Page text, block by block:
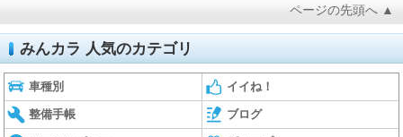
ページの先頭へ ▲
みんカラ 人気のカテゴリ
車種別 イイね！
整備手帳 ブログ